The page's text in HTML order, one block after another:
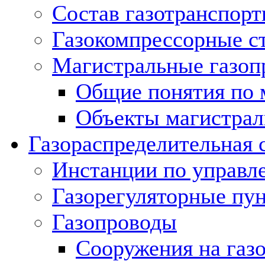
Состав
Газокомпрессорные
Магистральные
Общие понятия по
Объекты
Газораспределительная
Инстанции по
Газорегуляторные
Газопроводы
Сооружения на